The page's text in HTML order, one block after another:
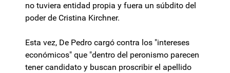
no tuviera entidad propia y fuera un súbdito del
poder de Cristina Kirchner.
Esta vez, De Pedro cargó contra los "intereses
económicos" que "dentro del peronismo parecen
tener candidato y buscan proscribir el apellido